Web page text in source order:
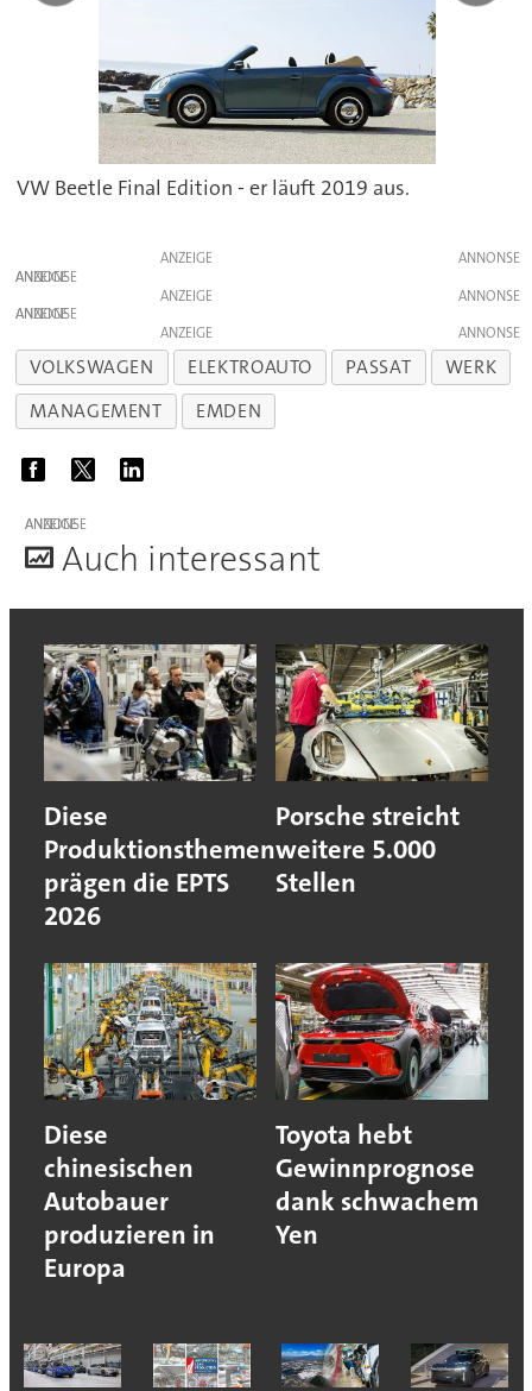
VW Beetle Final Edition - er läuft 2019 aus.
ANZEIGE
ANZEIGE
ANZEIGE
ANZEIGE
ANZEIGE
VOLKSWAGEN ELEKTROAUTO PASSAT
WERK
MANAGEMENT
EMDEN
ANZEIGE
Auch interessant
Diese
Produktionsthemen
prägen die EPTS
2026
Porsche streicht
weitere 5.000
Stellen
Diese
chinesischen
Autobauer
produzieren in
Europa
Toyota hebt
Gewinnprognose
dank schwachem
Yen